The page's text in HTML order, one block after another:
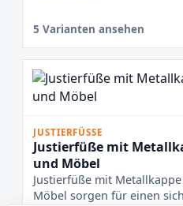
5 Varianten ansehen
JUSTIERFÜSSE
Justierfüße mit
und Möbel
Justierfüße mit
Möbel sorgen für einen